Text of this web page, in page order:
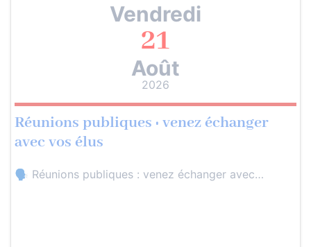
Vendredi
21
Août
2026
Réunions publiques : venez échanger
avec vos élus
🗣️ Réunions publiques : venez échanger avec…